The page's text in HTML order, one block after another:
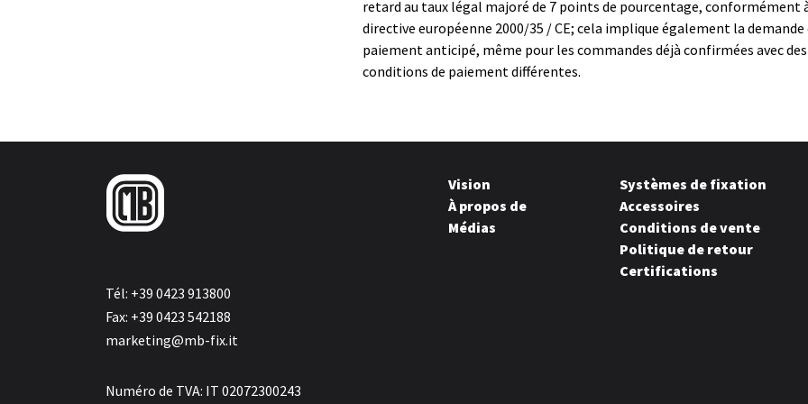
retard au taux légal majoré de 7 points de pourcentage, conformément
directive européenne 2000/35 / CE; cela implique également la demande
paiement anticipé, même pour les commandes déjà confirmées avec des
conditions de paiement différentes.
Tél: +39 0423 913800
Fax: +39 0423 542188
marketing@mb-fix.it
Numéro de TVA: IT 02072300243
Vision
À propos de
Médias
Systèmes de fixation
Accessoires
Conditions de vente
Politique de retour
Certifications